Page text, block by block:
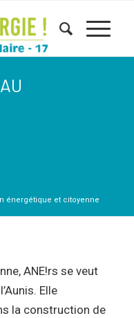
énergétique et citoyenne
ANE!rs se veut
Elle
la construction de